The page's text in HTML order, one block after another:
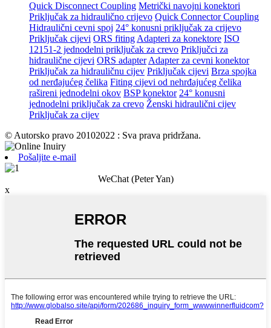
Quick Disconnect Coupling Metrički navojni konektori
Priključak za hidraulično crijevo Quick Connector Coupling
Hidraulični cevni spoj 24° konusni priključak za crijevo
Priključak cijevi ORS fitingAdapteri za konektore ISO
12151-2 jednodelni priključak za crevo Priključci za
hidraulične cijevi ORS adapterAdapter za cevni konektor
Priključak za hidrauličnu cijev Priključak cijevi Brza spojka
od nerđajućeg čelika Fiting cijevi od nehrđajućeg čelika
rašireni jednodelni okov BSP konektor 24° konusni
jednodelni priključak za crevo Ženski hidraulični cijev
Priključak za cijev
© Autorsko pravo 20102022 : Sva prava pridržana.
Pošaljite e-mail
WeChat (Peter Yan)
x